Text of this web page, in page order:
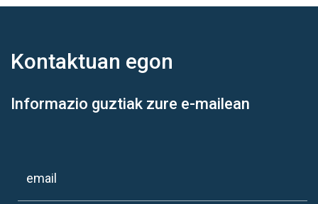
Kontaktuan egon
Informazio guztiak zure e-mailean